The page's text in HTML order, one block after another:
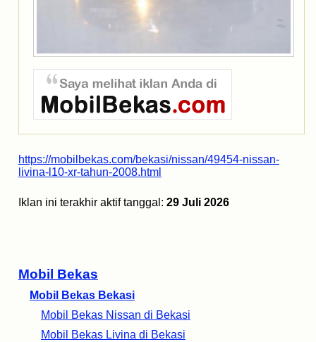
Mobil Bekas
Mobil Bekas Bekasi
Mobil Bekas Nissan di Bekasi
Mobil Bekas Livina di Bekasi
https://mobilbekas.com/bekasi/nissan/49454-nissan-
livina-l10-xr-tahun-2008.html
Iklan ini terakhir aktif tanggal: 29 Juli 2026